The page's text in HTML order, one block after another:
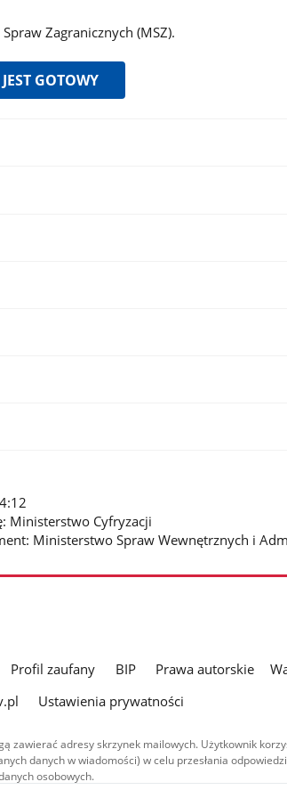
Zagranicznych (MSZ).
GOTOWY
Ministerstwo Cyfryzacji
Ministerstwo Spraw Wewnętrznych i
Profil zaufany BIP Prawa autorskie
Ustawienia prywatności
zawierać adresy skrzynek mailowych. Użytkownik
danych w wiadomości) w celu przesłania
osobowych.